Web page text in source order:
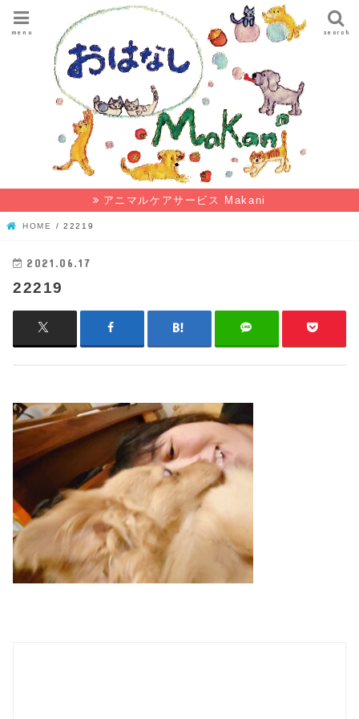
search
menu
アニマルケアサービス Makani
HOME 22219
2021.06.17
22219